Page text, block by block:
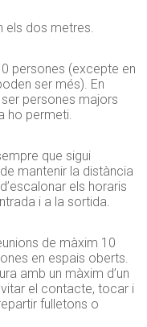
els dos metres.
persones (excepte en
ser més). En
persones majors
ho permeti.
que sigui
mantenir la distància
els horaris
i a la sortida.
de màxim 10
en espais oberts.
amb un màxim d’un
el contacte, tocar i
fulletons o